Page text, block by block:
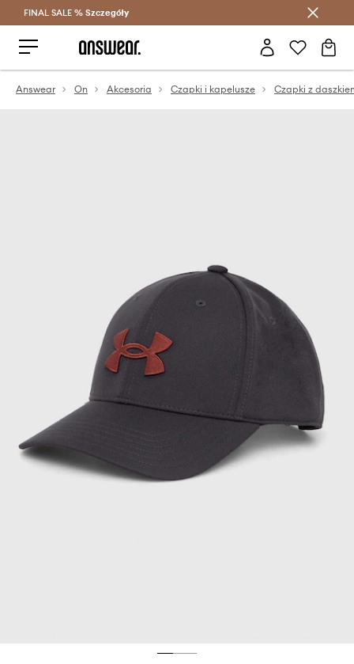
Oszczędzaj z Answear Club >
FINAL SALE % Szczegóły
Answear On Akcesoria Czapki i kapelusze Czapki z